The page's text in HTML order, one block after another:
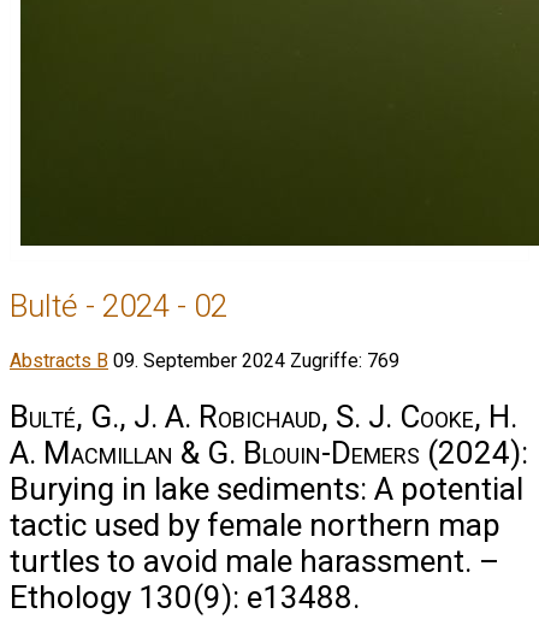
Bulté - 2024 - 02
Abstracts B 09. September 2024 Zugriffe: 769
Bulté, G., J. A. Robichaud, S. J. Cooke, H.
A. Macmillan & G. Blouin-Demers (2024):
Burying in lake sediments: A potential
tactic used by female northern map
turtles to avoid male harassment. –
Ethology 130(9): e13488.